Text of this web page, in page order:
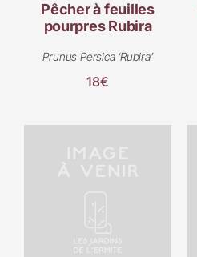
Pêcher à feuilles
pourpres Rubira
Prunus Persica ‘Rubira’
18€